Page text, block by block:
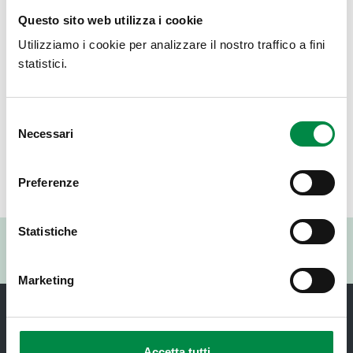
Questo sito web utilizza i cookie
Utilizziamo i cookie per analizzare il nostro traffico a fini
statistici.
delNecessari
Preferenze
Statistiche
Marketing
INFORMAZIONI
Informazioni sono disponibili presso i punti di contatto
indicati nei bandi di gara
dalle ore 9.00 alle ore 12.00